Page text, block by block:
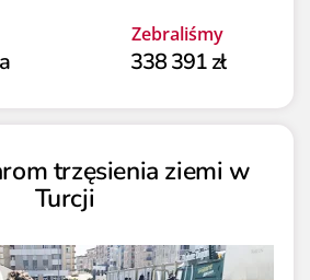
Zebraliśmy
338 391 zł
trzęsienia ziemi w
Turcji